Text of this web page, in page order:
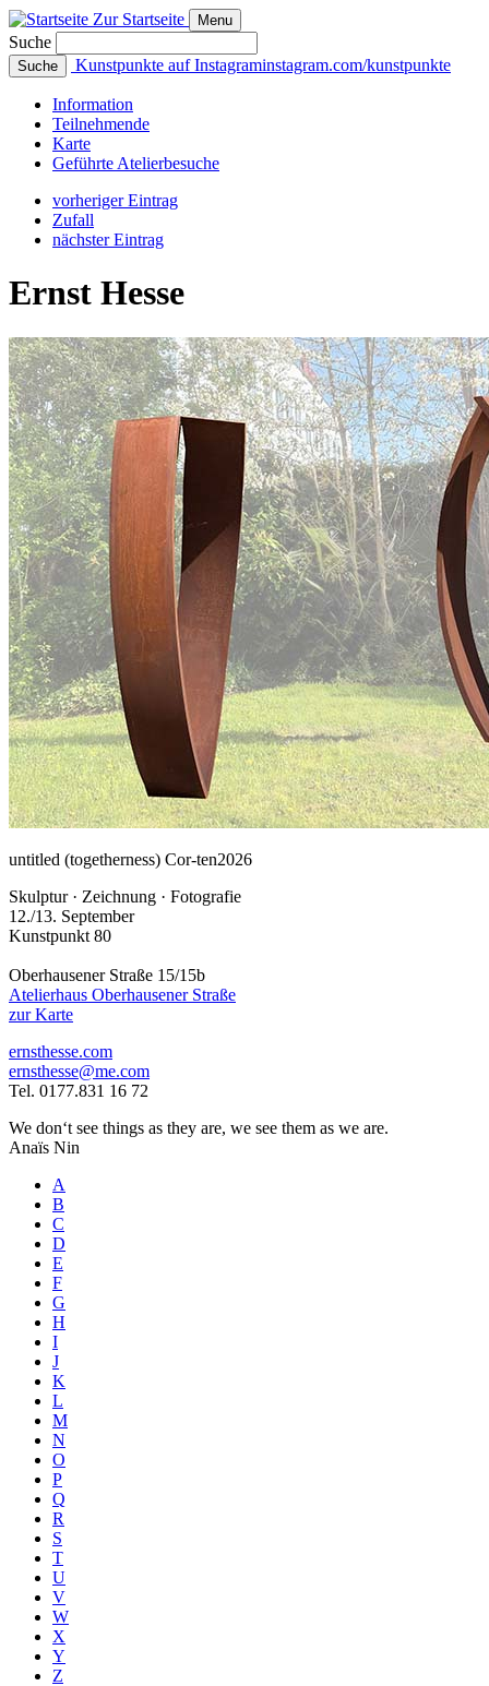
Zur Startseite Menu
Suche
Suche Kunstpunkte auf Instagraminstagram.com/kunstpunkte
Information
Teilnehmende
Karte
Geführte Atelierbesuche
vorheriger Eintrag
Zufall
nächster Eintrag
Ernst Hesse
untitled (togetherness) Cor-ten2026
Skulptur · Zeichnung · Fotografie
12./13. September
Kunstpunkt 80
Oberhausener Straße 15/15b
Atelierhaus Oberhausener Straße
zur Karte
ernsthesse.com
ernsthesse@me.com
Tel. 0177.831 16 72
We don‘t see things as they are, we see them as we are.
Anaïs Nin
A
B
C
D
E
F
G
H
I
J
K
L
M
N
O
P
Q
R
S
T
U
V
W
X
Y
Z